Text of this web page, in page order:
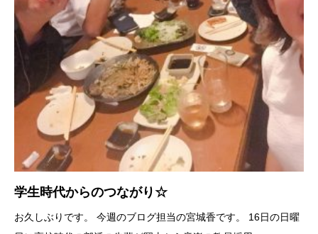
学生時代からのつながり☆
お久しぶりです。 今週のブログ担当の宮城香です。 16日の日曜